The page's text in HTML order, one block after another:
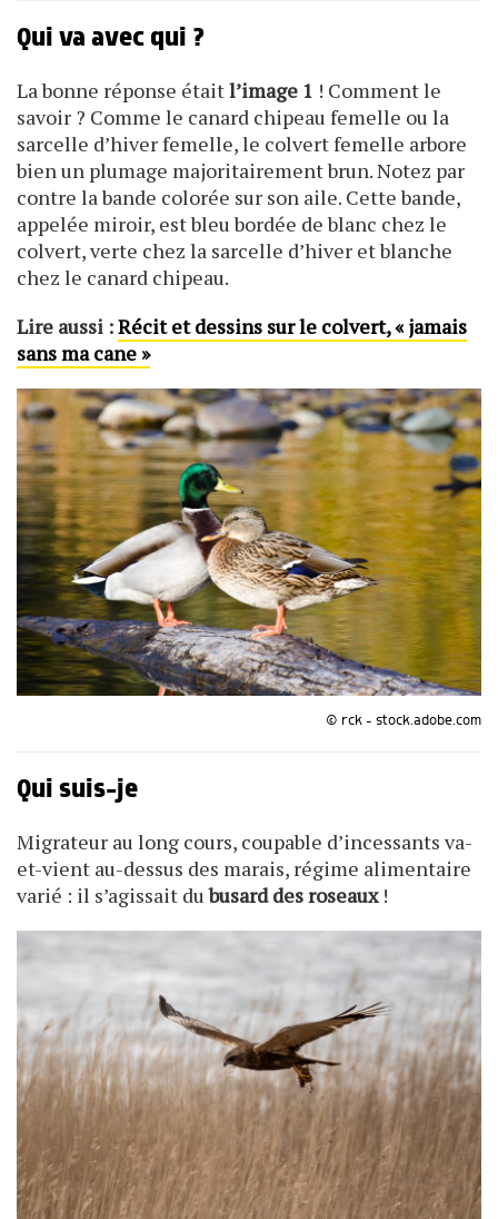
Qui va avec qui ?
La bonne réponse étaitl’image 1 ! Comment le
savoir ? Comme le canard chipeau femelle ou la
sarcelle d’hiver femelle, le colvert femelle arbore
bien un plumage majoritairement brun. Notez par
contre la bande colorée sur son aile. Cette bande,
appelée miroir, est bleu bordée de blanc chez le
colvert, verte chez la sarcelle d’hiver et blanche
chez le canard chipeau.
Lire aussi :Récit et dessins sur le colvert, «jamais
sans ma cane »
© rck - stock.adobe.com
Qui suis-je
Migrateur au long cours, coupable d’incessants va-
et-vient au-dessus des marais, régime alimentaire
varié : il s’agissait dubusard des roseaux !